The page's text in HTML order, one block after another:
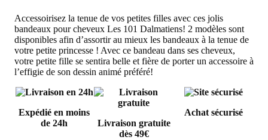
Accessoirisez la tenue de vos petites filles avec ces jolis
bandeaux pour cheveux Les 101 Dalmatiens! 2 modèles sont
disponibles afin d’assortir au mieux les bandeaux à la tenue de
votre petite princesse ! Avec ce bandeau dans ses cheveux,
votre petite fille se sentira belle et fière de porter un accessoire à
l’effigie de son dessin animé préféré!
Expédié en moins
de 24h
Livraison gratuite
dès 49€
Achat sécurisé